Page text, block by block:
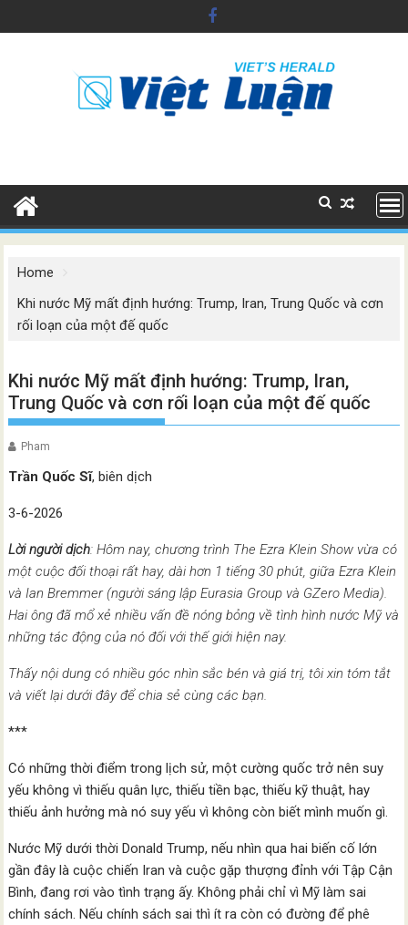
to
Home
Khi nước Mỹ mất định hướng: Trump, Iran, Trung Quốc và cơn
rối loạn của một đế quốc
Khi nước Mỹ mất định hướng: Trump, Iran,
Trung Quốc và cơn rối loạn của một đế quốc
Pham
Trần Quốc Sĩ, biên dịch
3-6-2026
Lời người dịch: Hôm nay, chương trình The Ezra Klein Show vừa có
một cuộc đối thoại rất hay, dài hơn 1 tiếng 30 phút, giữa Ezra Klein
và Ian Bremmer (người sáng lập Eurasia Group và GZero Media).
Hai ông đã mổ xẻ nhiều vấn đề nóng bỏng về tình hình nước Mỹ và
những tác động của nó đối với thế giới hiện nay.
Thấy nội dung có nhiều góc nhìn sắc bén và giá trị, tôi xin tóm tắt
và viết lại dưới đây để chia sẻ cùng các bạn.
***
Có những thời điểm trong lịch sử, một cường quốc trở nên suy
yếu không vì thiếu quân lực, thiếu tiền bạc, thiếu kỹ thuật, hay
thiếu ảnh hưởng mà nó suy yếu vì không còn biết mình muốn gì.
Nước Mỹ dưới thời Donald Trump, nếu nhìn qua hai biến cố lớn
gần đây là cuộc chiến Iran và cuộc gặp thượng đỉnh với Tập Cận
Bình, đang rơi vào tình trạng ấy. Không phải chỉ vì Mỹ làm sai
chính sách. Nếu chính sách sai thì ít ra còn có đường để phê